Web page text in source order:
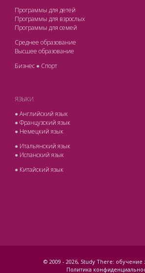
Программы для детей
Программы для взрослых
Программы для семей
Среднее образование
Высшее образование
Бизнес ● Спорт
ЯЗЫКИ
●Английский язык
●Французский язык
● Немецкий язык
● Итальянский язык
● Испанский язык
● Китайский язык
© 2009 - 2026, Study There: обучение
Политика